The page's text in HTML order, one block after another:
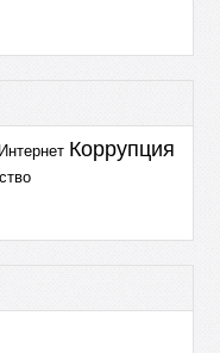
Интернет Коррупция